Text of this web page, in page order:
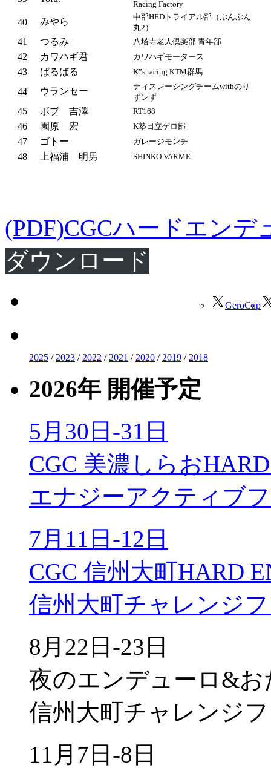
Racing Factory
40 みやら
中部HEDトライアル部（ぶんぶん
丸2）
41 つるみ 八塔寺老人倶楽部 青年部
42 カワハギ君 カワハギモータース
43 ばるばる K”s racing KTM群馬
44 ウランセー
ティスレーシングチームwithのり
ずンず
45 ボブ 吉澤 RT168
46 園原 宏 K塾日立ゲロ部
47 ゴトー ガレージモンチ
48 上福浦 明男 SHINKO VARME
(PDF)CGCハードエンデ
ダウンロード
GeroCup
2025 / 2023 / 2022 / 2021 / 2020 / 2019 / 2018
2026年 開催予定
5月30日-31日
CGC 美濃しらお
エナジーアクティブ
7月11日-12日
CGC 信州大町HARD
信州大町チャレンジ
8月22日-23日
夜のエンデューロ&
信州大町チャレンジ
11月7日-8日